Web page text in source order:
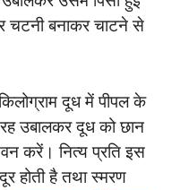
चटनी बनाकर चाटने से
दूध में पीपल के
उबालकर दूध को छान
करें। नित्य प्रति इस
होती है तथा स्मरण